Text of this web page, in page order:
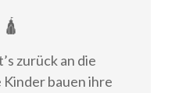
🛕
zurück an die
bauen ihre